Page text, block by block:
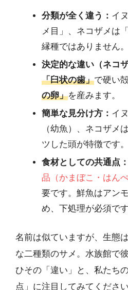
分類が全く違う： イ
メ目」、ネコザメは
縁種ではありません。
決定的な違い（ネコ
「臼状の歯」で硬い
の卵」を産みます。
簡単な見分け方： イ
（幼魚）、ネコザメ
ツした頭が特徴です。
食材としての共通点：
品（かまぼこ・はん
要です。鮮魚はアン
め、下処理が必須です
名前は似ていますが、生態
な二種類のサメ。水族館で
ひその「違い」と、私たち
点」に注目してみてください